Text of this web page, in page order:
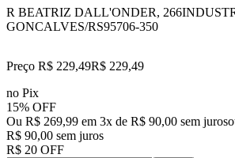
R BEATRIZ DALL'ONDER, 266
GONCALVES/RS95706-350
Preço R$ 229,49R$ 229,49
no Pix
15% OFF
Ou R$ 269,99 em 3x de R$ 90,00 sem juros
R$ 90,00 sem juros
R$ 20 OFF